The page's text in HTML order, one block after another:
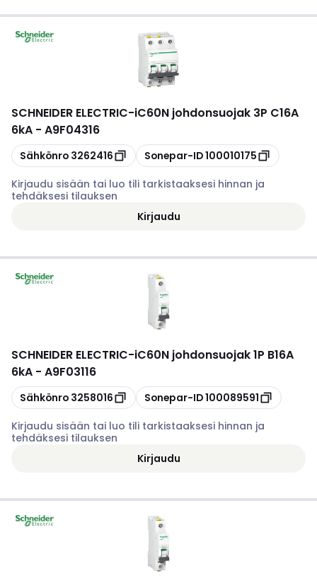
SCHNEIDER ELECTRIC-iC60N johdonsuojak 3P C16A
6kA - A9F04316
Kopioi
Sähkönro 3262416 Kopioi
Sonepar-ID100010175
Kirjaudu sisään tai luo tili tarkistaaksesi hinnan ja
tehdäksesi tilauksen
Kirjaudu
SCHNEIDER ELECTRIC-iC60N johdonsuojak 1P B16A
6kA - A9F03116
Kopioi
Sähkönro 3258016 Kopioi
Sonepar-ID100089591
Kirjaudu sisään tai luo tili tarkistaaksesi hinnan ja
tehdäksesi tilauksen
Kirjaudu